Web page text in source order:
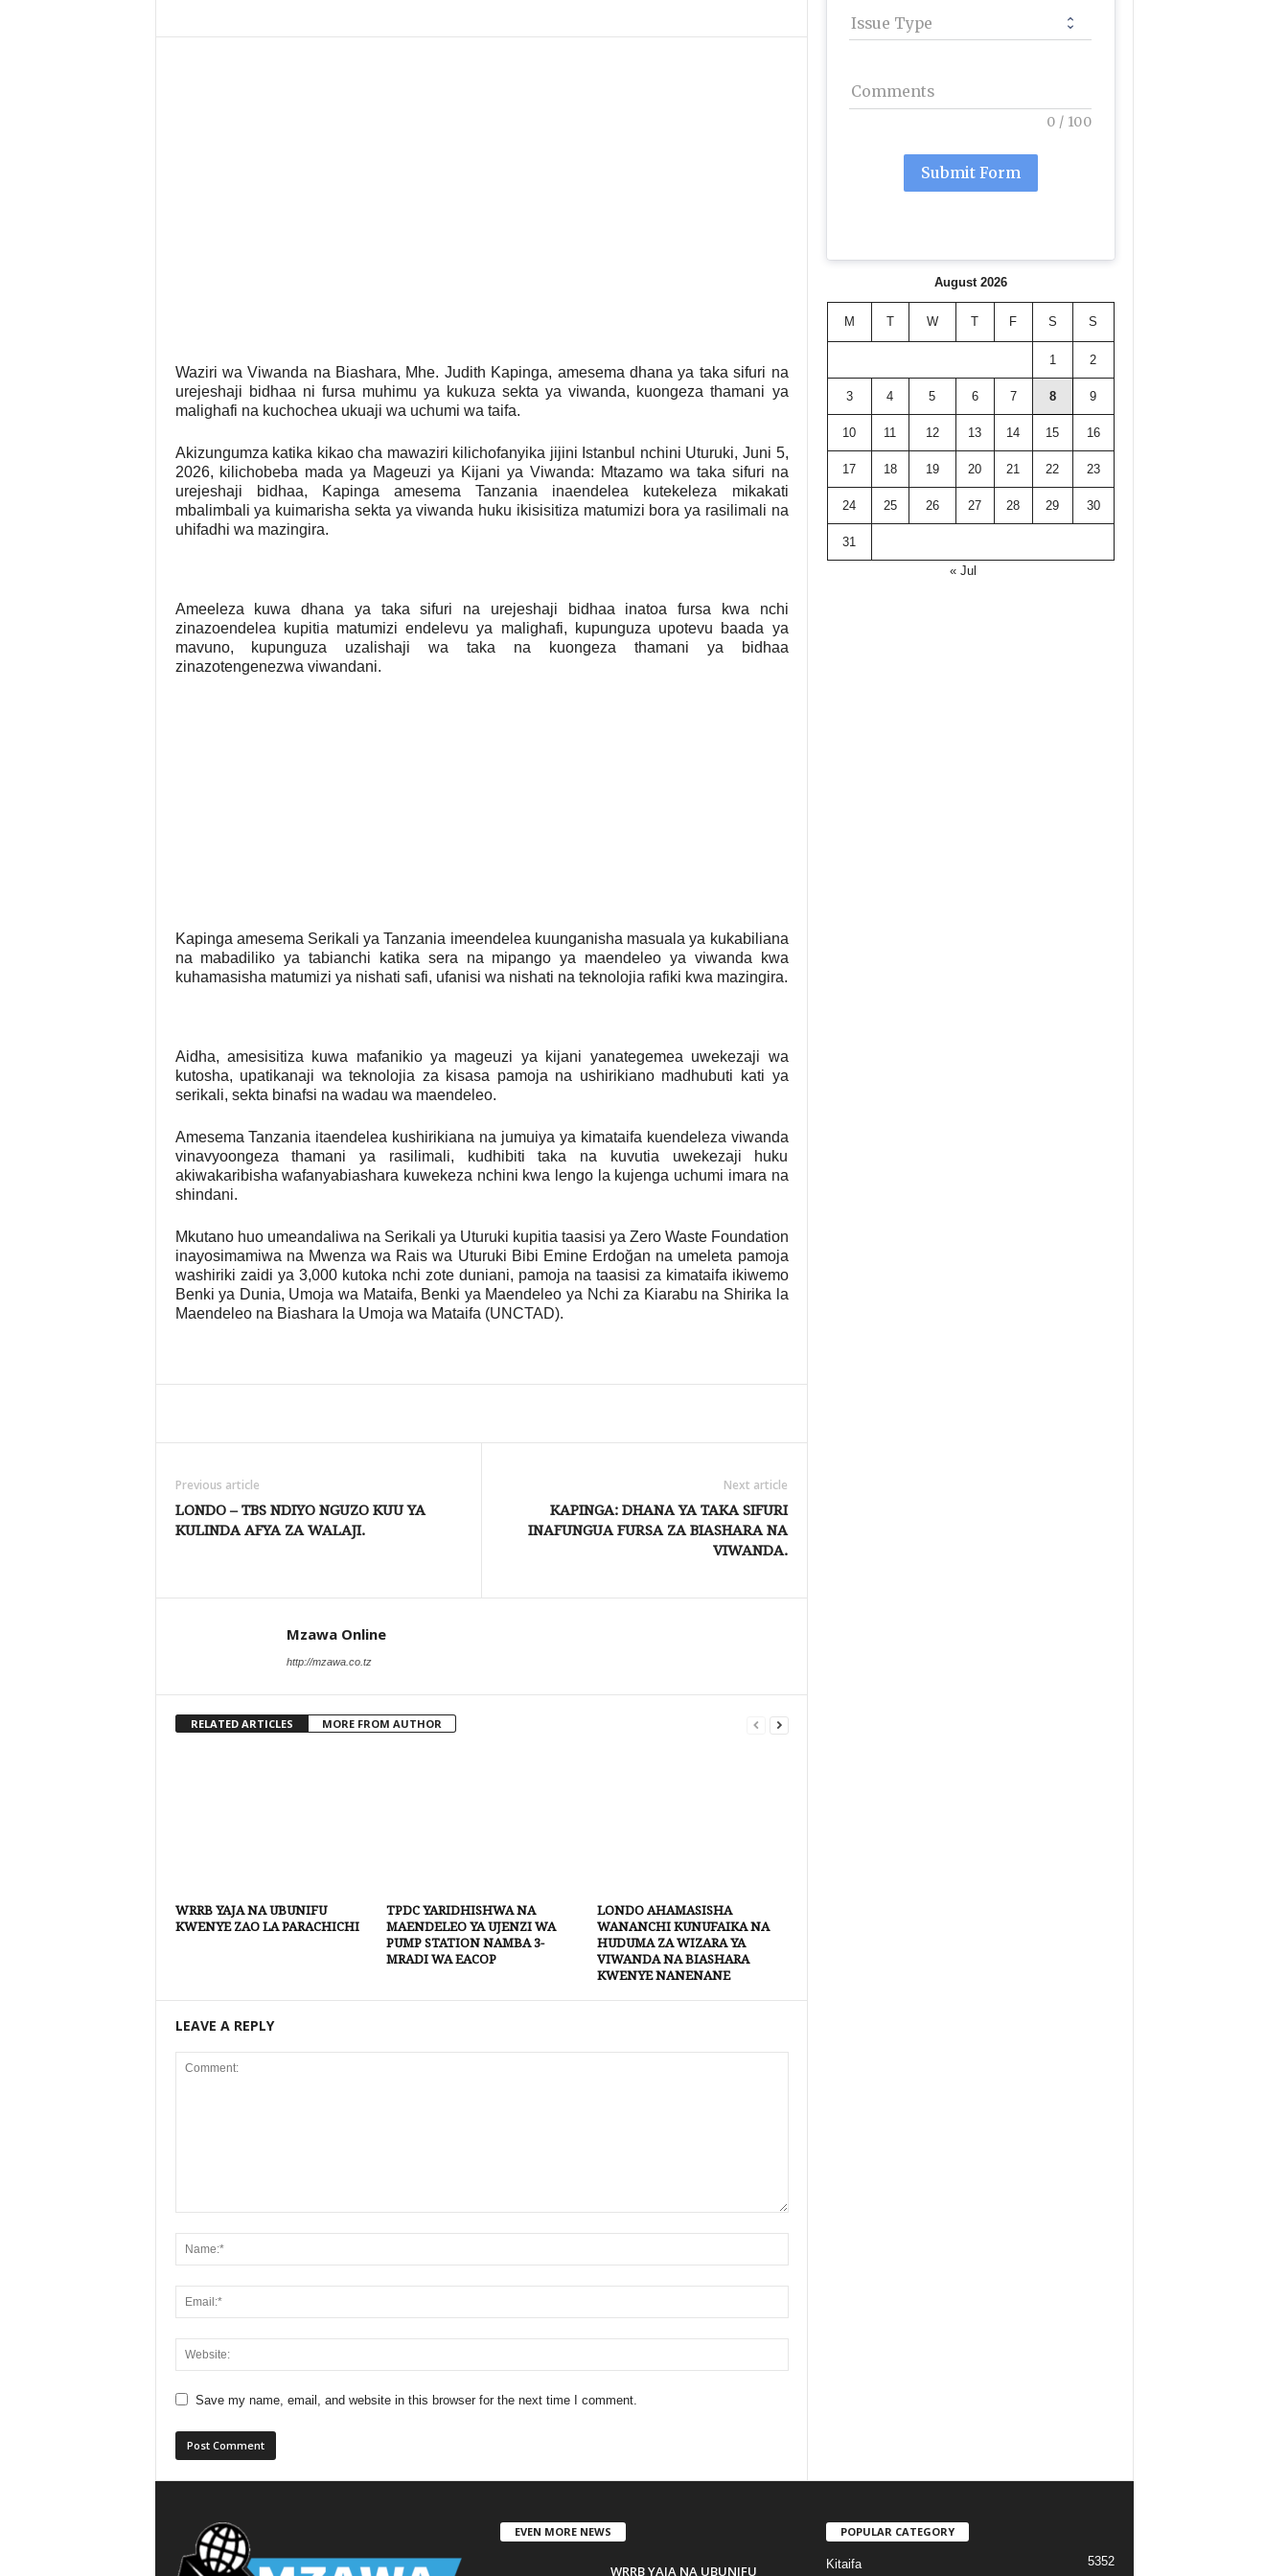
Waziri wa Viwanda na Biashara, Mhe. Judith Kapinga, amesema dhana ya taka sifuri na
urejeshaji bidhaa ni fursa muhimu ya kukuza sekta ya viwanda, kuongeza thamani ya
malighafi na kuchochea ukuaji wa uchumi wa taifa.
Akizungumza katika kikao cha mawaziri kilichofanyika jijini Istanbul nchini Uturuki, Juni 5,
2026, kilichobeba mada ya Mageuzi ya Kijani ya Viwanda: Mtazamo wa taka sifuri na
urejeshaji bidhaa, Kapinga amesema Tanzania inaendelea kutekeleza mikakati
mbalimbali ya kuimarisha sekta ya viwanda huku ikisisitiza matumizi bora ya rasilimali na
uhifadhi wa mazingira.
Ameeleza kuwa dhana ya taka sifuri na urejeshaji bidhaa inatoa fursa kwa nchi
zinazoendelea kupitia matumizi endelevu ya malighafi, kupunguza upotevu baada ya
mavuno, kupunguza uzalishaji wa taka na kuongeza thamani ya bidhaa
zinazotengenezwa viwandani.
Kapinga amesema Serikali ya Tanzania imeendelea kuunganisha masuala ya kukabiliana
na mabadiliko ya tabianchi katika sera na mipango ya maendeleo ya viwanda kwa
kuhamasisha matumizi ya nishati safi, ufanisi wa nishati na teknolojia rafiki kwa mazingira.
Aidha, amesisitiza kuwa mafanikio ya mageuzi ya kijani yanategemea uwekezaji wa
kutosha, upatikanaji wa teknolojia za kisasa pamoja na ushirikiano madhubuti kati ya
serikali, sekta binafsi na wadau wa maendeleo.
Amesema Tanzania itaendelea kushirikiana na jumuiya ya kimataifa kuendeleza viwanda
vinavyoongeza thamani ya rasilimali, kudhibiti taka na kuvutia uwekezaji huku
akiwakaribisha wafanyabiashara kuwekeza nchini kwa lengo la kujenga uchumi imara na
shindani.
Mkutano huo umeandaliwa na Serikali ya Uturuki kupitia taasisi ya Zero Waste Foundation
inayosimamiwa na Mwenza wa Rais wa Uturuki Bibi Emine Erdoğan na umeleta pamoja
washiriki zaidi ya 3,000 kutoka nchi zote duniani, pamoja na taasisi za kimataifa ikiwemo
Benki ya Dunia, Umoja wa Mataifa, Benki ya Maendeleo ya Nchi za Kiarabu na Shirika la
Maendeleo na Biashara la Umoja wa Mataifa (UNCTAD).
Previous article
LONDO – TBS NDIYO NGUZO KUU YA
KULINDA AFYA ZA WALAJI.
Next article
KAPINGA: DHANA YA TAKA SIFURI
INAFUNGUA FURSA ZA BIASHARA NA
VIWANDA.
Mzawa Online
http://mzawa.co.tz
RELATED ARTICLES MORE FROM AUTHOR
WRRB YAJA NA UBUNIFU
KWENYE ZAO LA PARACHICHI
TPDC YARIDHISHWA NA
MAENDELEO YA UJENZI WA
PUMP STATION NAMBA 3-
MRADI WA EACOP
LONDO AHAMASISHA
WANANCHI KUNUFAIKA NA
HUDUMA ZA WIZARA YA
VIWANDA NA BIASHARA
KWENYE NANENANE
LEAVE A REPLY
Save my name, email, and website in this browser for the next time I comment.
Issue Type
Comments
0 / 100
Submit Form
August 2026
M T W T F S S
1 2
3 4 5 6 7 8 9
10 11 12 13 14 15 16
17 18 19 20 21 22 23
24 25 26 27 28 29 30
31
« Jul
EVEN MORE NEWS
WRRB YAJA NA UBUNIFU
POPULAR CATEGORY
Kitaifa 5352